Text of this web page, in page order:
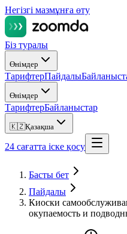
Негізгі мазмұнға өту
Біз туралы
Өнімдер
ТарифтерПайдалы
Өнімдер
ТарифтерБайланыстар
🇰🇿Қазақша
24 сағатта іске қосу
Басты бет
Пайдалы
Киоски
окупаемость и